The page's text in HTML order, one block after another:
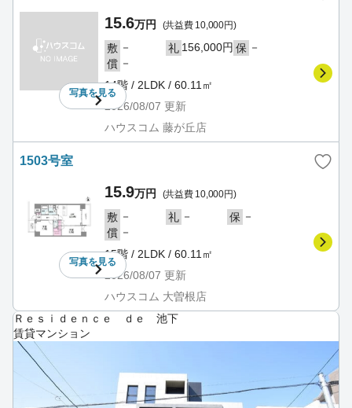
写真を見る
15.6万円 (共益費 10,000円)
敷 － 礼 156,000円 保 －
償 －
14階 / 2LDK / 60.11㎡
2026/08/07 更新
ハウスコム 藤が丘店
1503号室
写真を見る
15.9万円 (共益費 10,000円)
敷 － 礼 － 保 －
償 －
15階 / 2LDK / 60.11㎡
2026/08/07 更新
ハウスコム 大曽根店
Ｒｅｓｉｄｅｎｃｅ ｄｅ 池下
賃貸マンション